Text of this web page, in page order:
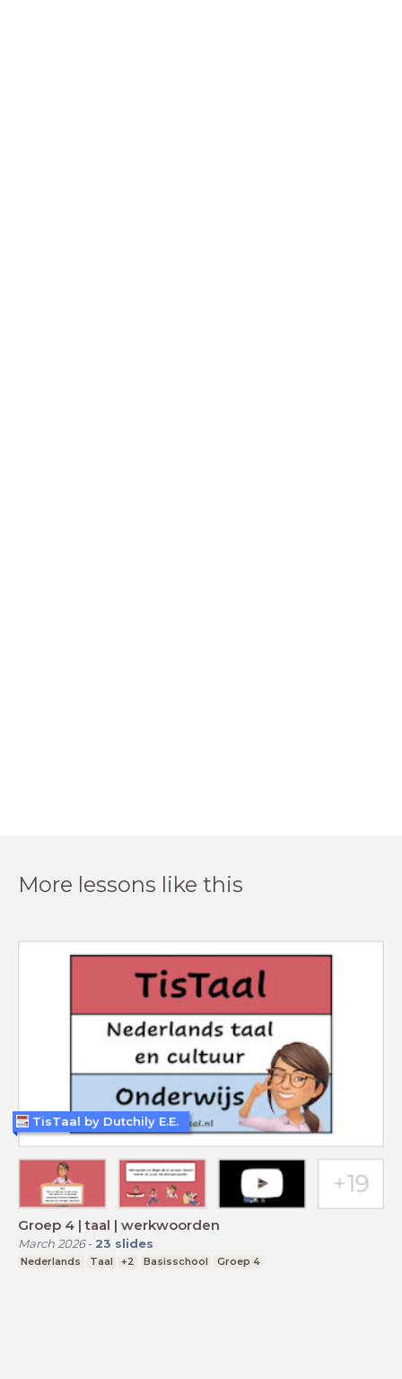
More lessons like this
Groep 4 | taal | werkwoorden
March 2026- 23 slides
Nederlands Taal +2 Basisschool Groep 4
TisTaal by Dutchily E.E.